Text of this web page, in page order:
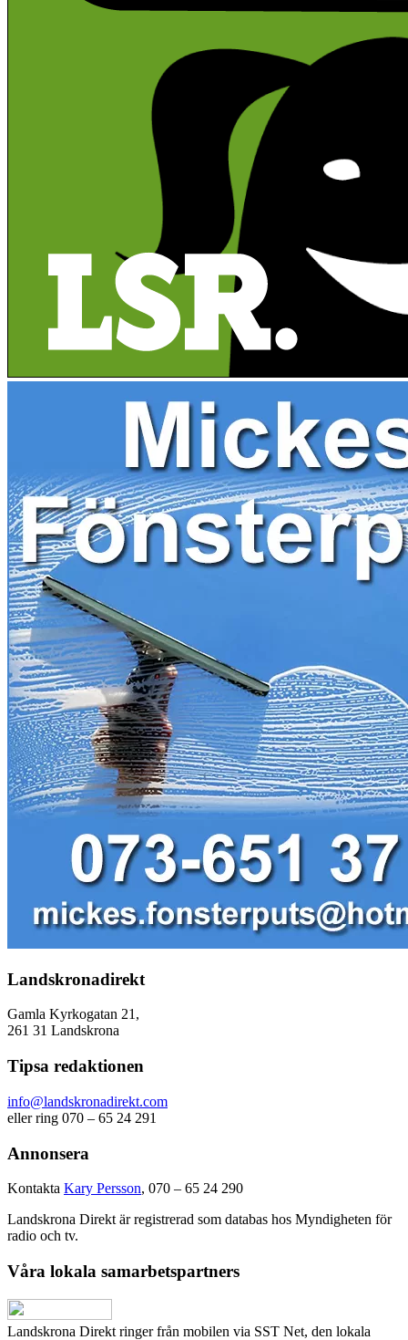
Landskronadirekt
Gamla Kyrkogatan 21,
261 31 Landskrona
Tipsa redaktionen
info@landskronadirekt.com
eller ring 070 – 65 24 291
Annonsera
Kontakta Kary Persson, 070 – 65 24 290
Landskrona Direkt är registrerad som databas hos Myndigheten för
radio och tv.
Våra lokala samarbetspartners
Landskrona Direkt ringer från mobilen via SST Net, den lokala